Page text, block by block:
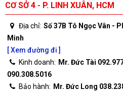
CƠ SỞ 4 - P. LINH XUÂN, HCM
Địa chỉ: Số 37B Tô Ngọc Vân -
Minh
[ Xem đường đi ]
Kinh doanh: Mr. Đức Tài
090.308.5016
Bảo hành: Mr. Đức Long